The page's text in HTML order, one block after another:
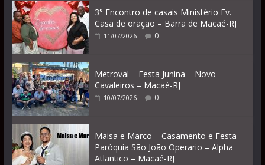
3° Encontro de casais Ministério Ev.
Casa de oração – Barra de Macaé-RJ
11/07/2026 0
Metroval – Festa Junina – Novo
Cavaleiros – Macaé-RJ
10/07/2026 0
Maisa e Marco – Casamento e Festa –
Paróquia São João Operario – Alpha
Atlantico – Macaé-RJ